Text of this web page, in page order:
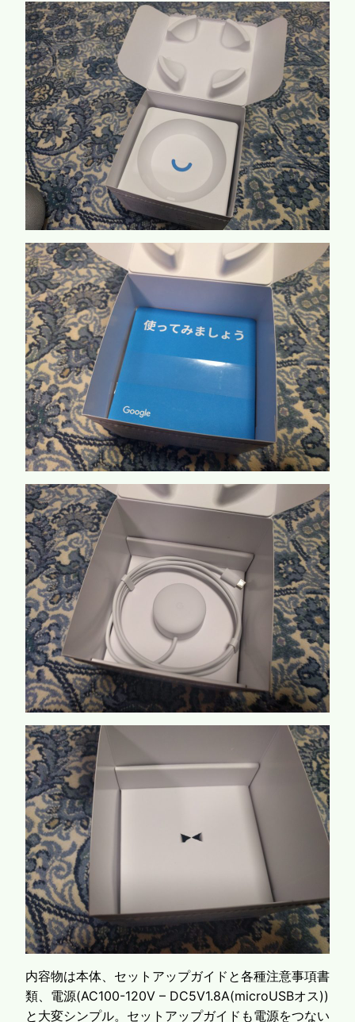
内容物は本体、セットアップガイドと各種注意事項書
類、電源(AC100-120V – DC5V1.8A(microUSBオス))
と大変シンプル。セットアップガイドも電源をつない